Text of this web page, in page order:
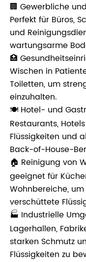
🏢 Gewerbliche
Perfekt für Büros,
und
wartungsarme
🏥
Wischen in
Toiletten, um
einzuhalten.
🍽️ Hotel- und
Restaurants,
Flüssigkeiten und
Back-of-House-
🏠 Reinigung von
geeignet für
Wohnbereiche,
verschüttete
🏭 Industrielle
Lagerhallen,
starken Schmutz
Flüssigkeiten zu